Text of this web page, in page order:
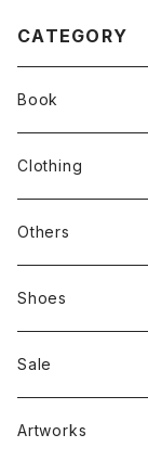
CATEGORY
Book
stacks
新刊本
Zine、Other
Clothing
Tees
Sweatshirts
Bag &
Others
Mixcd
RC SLUM /
雑貨
Shoes
Sale
Artworks